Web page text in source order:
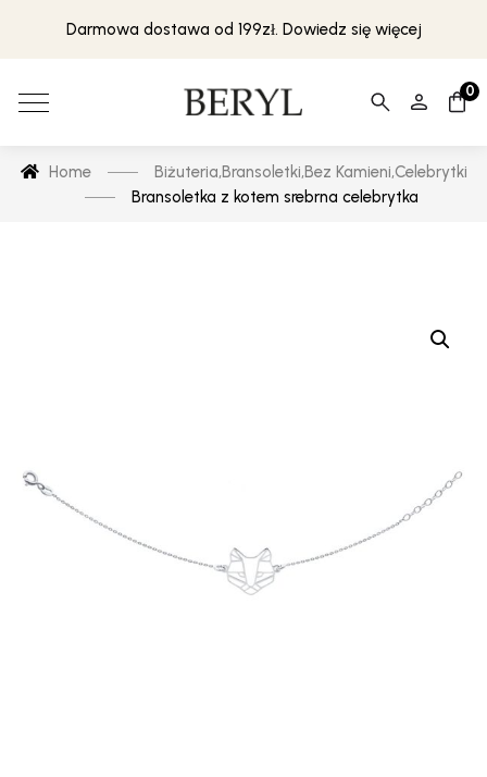
Darmowa dostawa od 199zł. Dowiedz się więcej
0
Home Biżuteria,Bransoletki,Bez Kamieni,Celebrytki
Bransoletka z kotem srebrna celebrytka